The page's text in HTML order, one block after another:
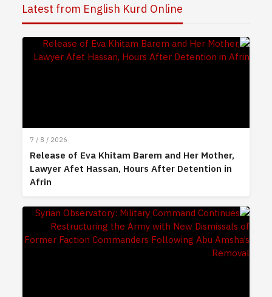
Latest from English Kurd Online
7 / 8 / 2026
Release of Eva Khitam Barem and Her Mother,
Lawyer Afet Hassan, Hours After Detention in
Afrin